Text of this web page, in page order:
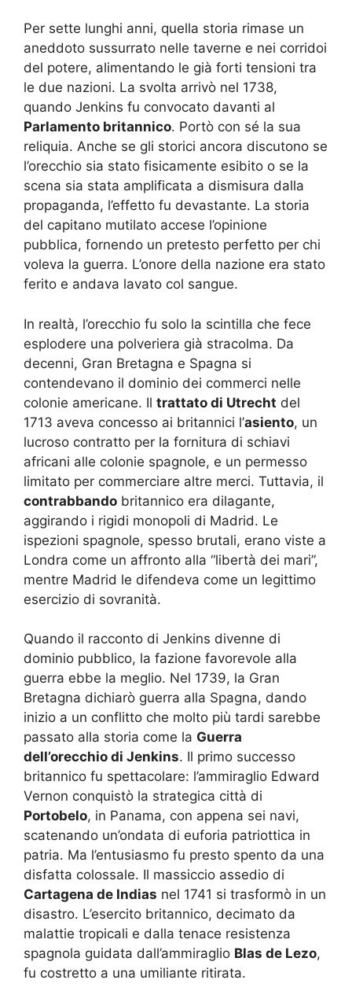
Per sette lunghi anni, quella storia rimase un
aneddoto sussurrato nelle taverne e nei corridoi
del potere, alimentando le già forti tensioni tra
le due nazioni. La svolta arrivò nel 1738,
quando Jenkins fu convocato davanti al
Parlamento britannico. Portò con sé la sua
reliquia. Anche se gli storici ancora discutono se
l’orecchio sia stato fisicamente esibito o se la
scena sia stata amplificata a dismisura dalla
propaganda, l’effetto fu devastante. La storia
del capitano mutilato accese l’opinione
pubblica, fornendo un pretesto perfetto per chi
voleva la guerra. L’onore della nazione era stato
ferito e andava lavato col sangue.
In realtà, l’orecchio fu solo la scintilla che fece
esplodere una polveriera già stracolma. Da
decenni, Gran Bretagna e Spagna si
contendevano il dominio dei commerci nelle
colonie americane. Il trattato di Utrecht del
1713 aveva concesso ai britannici l’asiento, un
lucroso contratto per la fornitura di schiavi
africani alle colonie spagnole, e un permesso
limitato per commerciare altre merci. Tuttavia, il
contrabbando britannico era dilagante,
aggirando i rigidi monopoli di Madrid. Le
ispezioni spagnole, spesso brutali, erano viste a
Londra come un affronto alla “libertà dei mari”,
mentre Madrid le difendeva come un legittimo
esercizio di sovranità.
Quando il racconto di Jenkins divenne di
dominio pubblico, la fazione favorevole alla
guerra ebbe la meglio. Nel 1739, la Gran
Bretagna dichiarò guerra alla Spagna, dando
inizio a un conflitto che molto più tardi sarebbe
passato alla storia come la Guerra
dell’orecchio di Jenkins. Il primo successo
britannico fu spettacolare: l’ammiraglio Edward
Vernon conquistò la strategica città di
Portobelo, in Panama, con appena sei navi,
scatenando un’ondata di euforia patriottica in
patria. Ma l’entusiasmo fu presto spento da una
disfatta colossale. Il massiccio assedio di
Cartagena de Indias nel 1741 si trasformò in un
disastro. L’esercito britannico, decimato da
malattie tropicali e dalla tenace resistenza
spagnola guidata dall’ammiraglio Blas de Lezo,
fu costretto a una umiliante ritirata.